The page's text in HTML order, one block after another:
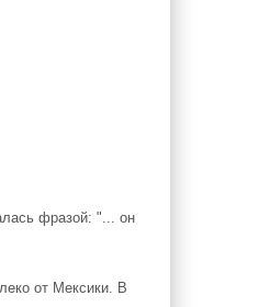
фразой: "... он
от Мексики. В